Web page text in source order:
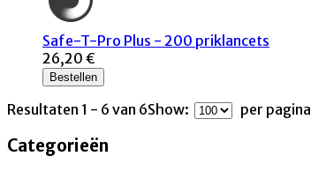
Safe-T-Pro Plus - 200 priklancets
26,20 €
Bestellen
Resultaten 1 - 6 van 6Show: per pagina
Categorieën